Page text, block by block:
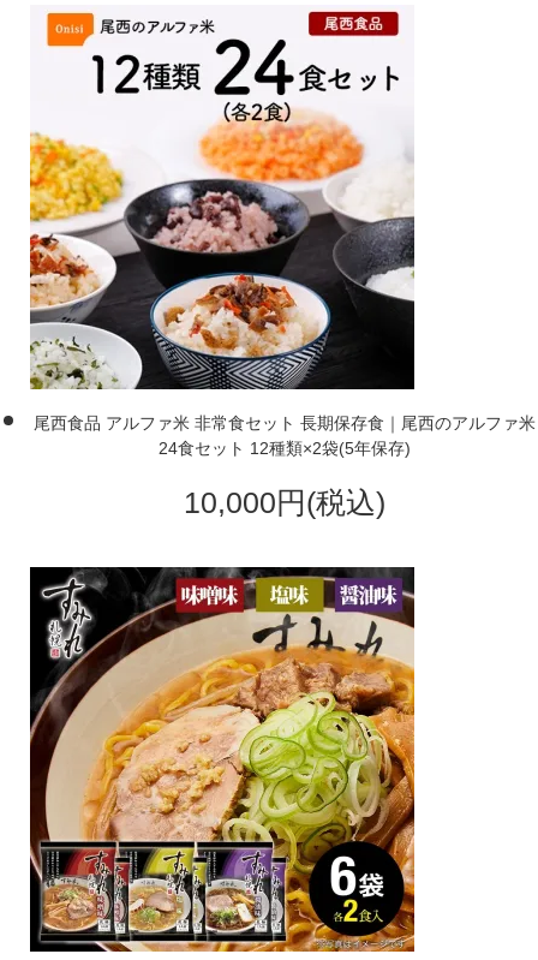
尾西食品 アルファ米 非常食セット 長期保存食｜尾西のアルファ米
24食セット 12種類×2袋(5年保存)
10,000円(税込)